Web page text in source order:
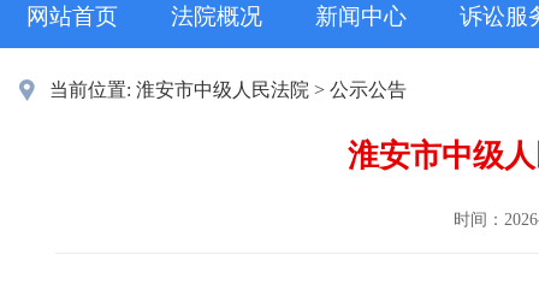
网站首页 法院概况 新闻中心 诉讼服
当前位置: 淮安市中级人民法院 > 公示公告
淮安市中级
时间：